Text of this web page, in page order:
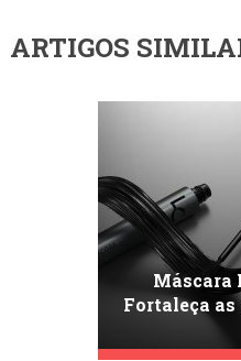
ARTIGOS
Máscara
Fortaleça as